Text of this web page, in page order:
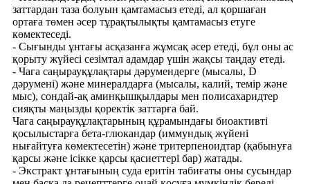
заттардан таза болуын қамтамасыз етеді, ал қоршаған
ортаға төмен әсер тұрақтылықты қамтамасыз етуге
көмектеседі.
- Сығынды ұнтағы асқазанға жұмсақ әсер етеді, бұл оны ас
қорыту жүйесі сезімтал адамдар үшін жақсы таңдау етеді.
- Чага саңырауқұлақтары дәрумендерге (мысалы, D
дәрумені) және минералдарға (мысалы, калий, темір және
мыс), сондай-ақ аминқышқылдары мен полисахаридтер
сияқты маңызды қоректік заттарға бай.
Чага саңырауқұлақтарының құрамындағы биоактивті
қосылыстарға бета-глюкандар (иммундық жүйені
нығайтуға көмектесетін) және тритерпеноидтар (қабынуға
қарсы және ісікке қарсы қасиеттері бар) жатады.
- Экстракт ұнтағының суда еритін табиғаты оны сусындар